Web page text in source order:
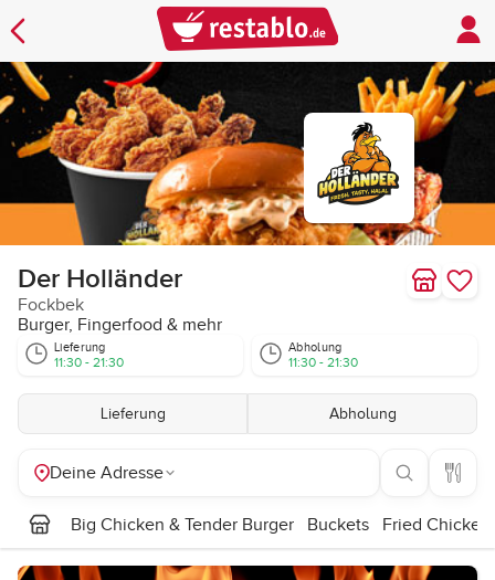
Der Holländer
Fockbek
Burger, Fingerfood & mehr
Lieferung
11:30 - 21:30
Abholung
11:30 - 21:30
Lieferung Abholung
Deine Adresse
Big Chicken & Tender Burger Buckets Fried Chicken